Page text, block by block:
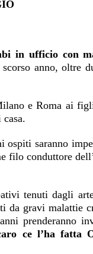
in ufficio con
anno, oltre
e Roma ai
saranno
filo conduttore
tenuti dagli
da gravi malattie
prenderanno
ce l’ha fatta